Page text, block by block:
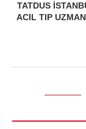
TATDUS
ACIL TIP